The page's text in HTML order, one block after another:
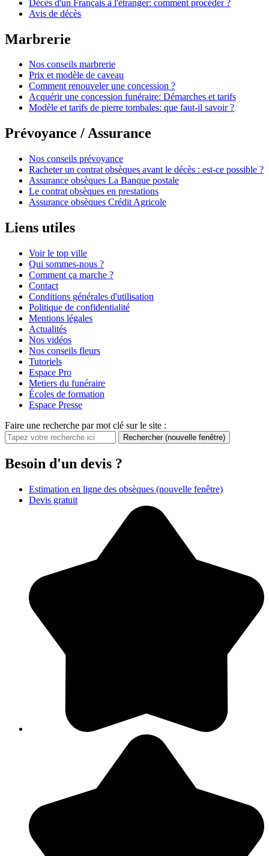
Décès d'un Français à l'étranger: comment procéder ?
Avis de décès
Marbrerie
Nos conseils marbrerie
Prix et modèle de caveau
Comment renouveler une concession ?
Acquérir une concession funéraire: Démarches et tarifs
Modèle et tarifs de pierre tombales: que faut-il savoir ?
Prévoyance / Assurance
Nos conseils prévoyance
Racheter un contrat obsèques avant le décès : est-ce possible ?
Assurance obsèques La Banque postale
Le contrat obsèques en prestations
Assurance obsèques Crédit Agricole
Liens utiles
Voir le top ville
Qui sommes-nous ?
Comment ça marche ?
Contact
Conditions générales d'utilisation
Politique de confidentialité
Mentions légales
Actualités
Nos vidéos
Nos conseils fleurs
Tutoriels
Espace Pro
Metiers du funéraire
Écoles de formation
Espace Presse
Faire une recherche par mot clé sur le site :
Rechercher (nouvelle fenêtre)
Besoin d'un devis ?
Estimation en ligne des obsèques (nouvelle fenêtre)
Devis gratuit